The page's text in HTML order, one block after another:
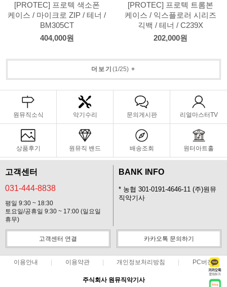
[PROTEC] 프로텍 색소폰
케이스 / 마이크로 ZIP / 테너 /
BM305CT
404,000원
[PROTEC] 프로텍 트롬본
케이스 / 익스플로러 시리즈
긱백 / 테너 / C239X
202,000원
더보기 (1 /25) +
원뮤직소식 악기수리 문의게시판 리얼마스터TV
상품후기 원뮤직 밴드 배송조회 원터아트홀
고객센터
031-444-8838
평일 9:30 ~ 18:30
토요일/공휴일 9:30 ~ 17:00 (일요일
휴무)
BANK INFO
* 농협 301-0191-4646-11 (주)원뮤
직악기사
고객센터 연결 카카오톡 문의하기
이용안내 이용약관 개인정보처리방침 PC버전
주식회사 원뮤직악기사